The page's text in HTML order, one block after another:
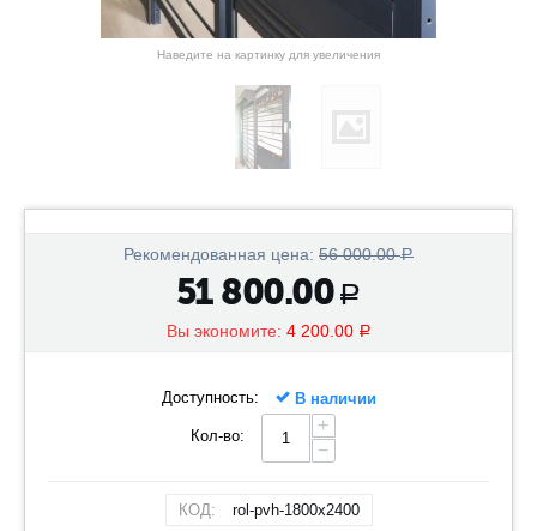
Наведите на картинку для увеличения
Рекомендованная цена: 56 000.00 Р
51 800.00 Р
Вы экономите: 4 200.00 Р
Доступность: В наличии
Кол-во:
+
−
КОД: rol-pvh-1800x2400